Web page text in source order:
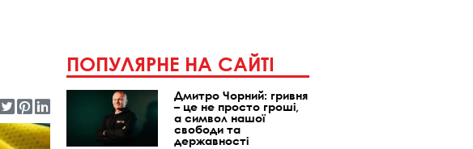
ПОПУЛЯРНЕ НА САЙТІ
Дмитро Чорний: гривня
– це не просто гроші,
а символ нашої
свободи та
державності